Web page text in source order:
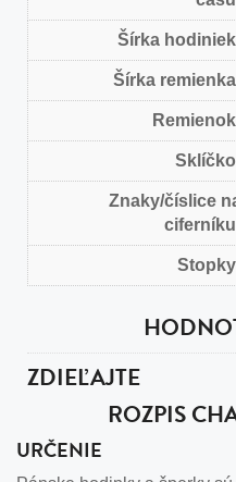
Šírka
Šírka
Znaky/číslice
ZDIEĽAJTE
ROZPIS
URČENIE